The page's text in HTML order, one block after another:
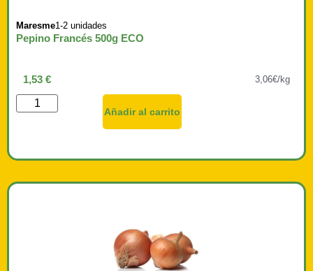
Maresme1-2 unidades
Pepino Francés 500g ECO
1,53 € 3,06€/kg
Añadir al carrito